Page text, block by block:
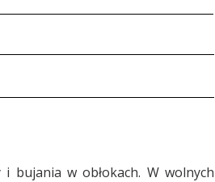
bujania w obłokach. W wolnych